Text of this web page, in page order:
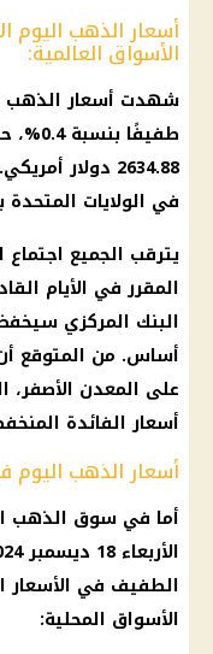
الأسواق العالمية:
شهدت أسعار الذهب
2634.88 دولار أمريكي
في الولايات المتحدة
يترقب الجميع اجتماع
المقرر في الأيام
البنك المركزي
أساس. من المتوقع أن
على المعدن الأصفر،
أسعار الفائدة
أسعار الذهب
أما في سوق الذهب
الأربعاء 18
ديسمبر 2024
الطفيف في الأسعار
الأسواق المحلية: